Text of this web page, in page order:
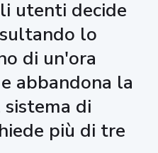
utenti decide
lo
di un'ora
abbandona la
sistema di
più di tre